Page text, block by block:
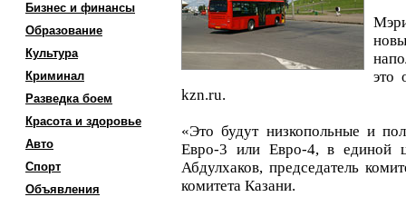
Бизнес и финансы
Образование
Культура
Криминал
Разведка боем
Красота и здоровье
Авто
Спорт
Объявления
это
kzn.ru.
«Это будут низкопольные и
Евро-3 или Евро-4, в единой
Абдулхаков, председатель
комитета Казани.